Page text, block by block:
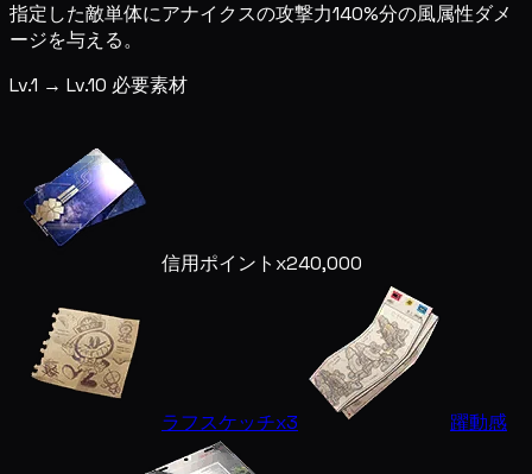
指定した敵単体にアナイクスの攻撃力140%分の風属性ダメ
ージを与える。
Lv.1 → Lv.10 必要素材
信用ポイント x240,000
ラフスケッチx3 躍動感